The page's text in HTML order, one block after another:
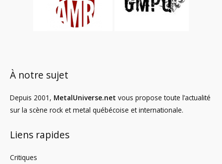
À notre sujet
Depuis 2001, MetalUniverse.net vous propose toute l’actualité
sur la scène rock et metal québécoise et internationale.
Liens rapides
Critiques